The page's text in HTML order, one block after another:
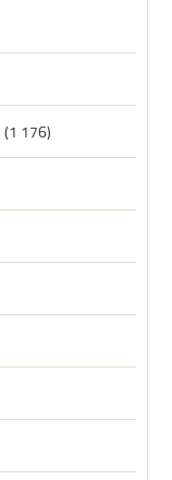
(1 176)